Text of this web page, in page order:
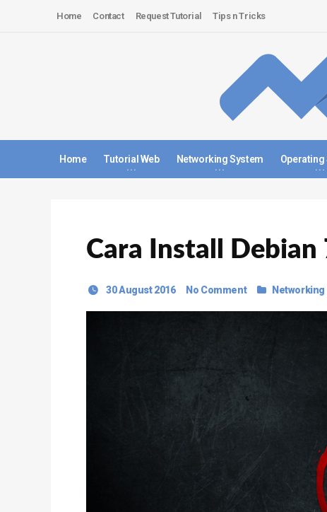
Home Contact Request Tutorial Tips n Tricks
Home Tutorial Web Networking System Operating
Cara Install Debian
30 August 2016 No Comment